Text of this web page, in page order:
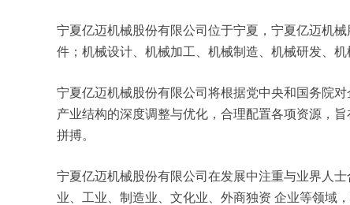
宁夏亿迈机械股份有限公司位于宁夏，宁夏亿迈机
件；机械设计、机械加工、机械制造、机械研发、
宁夏亿迈机械股份有限公司将根据党中央和国务院
产业结构的深度调整与优化，合理配置各项资源，
拼搏。
宁夏亿迈机械股份有限公司在发展中注重与业界人
业、工业、制造业、文化业、外商独资 企业等领域